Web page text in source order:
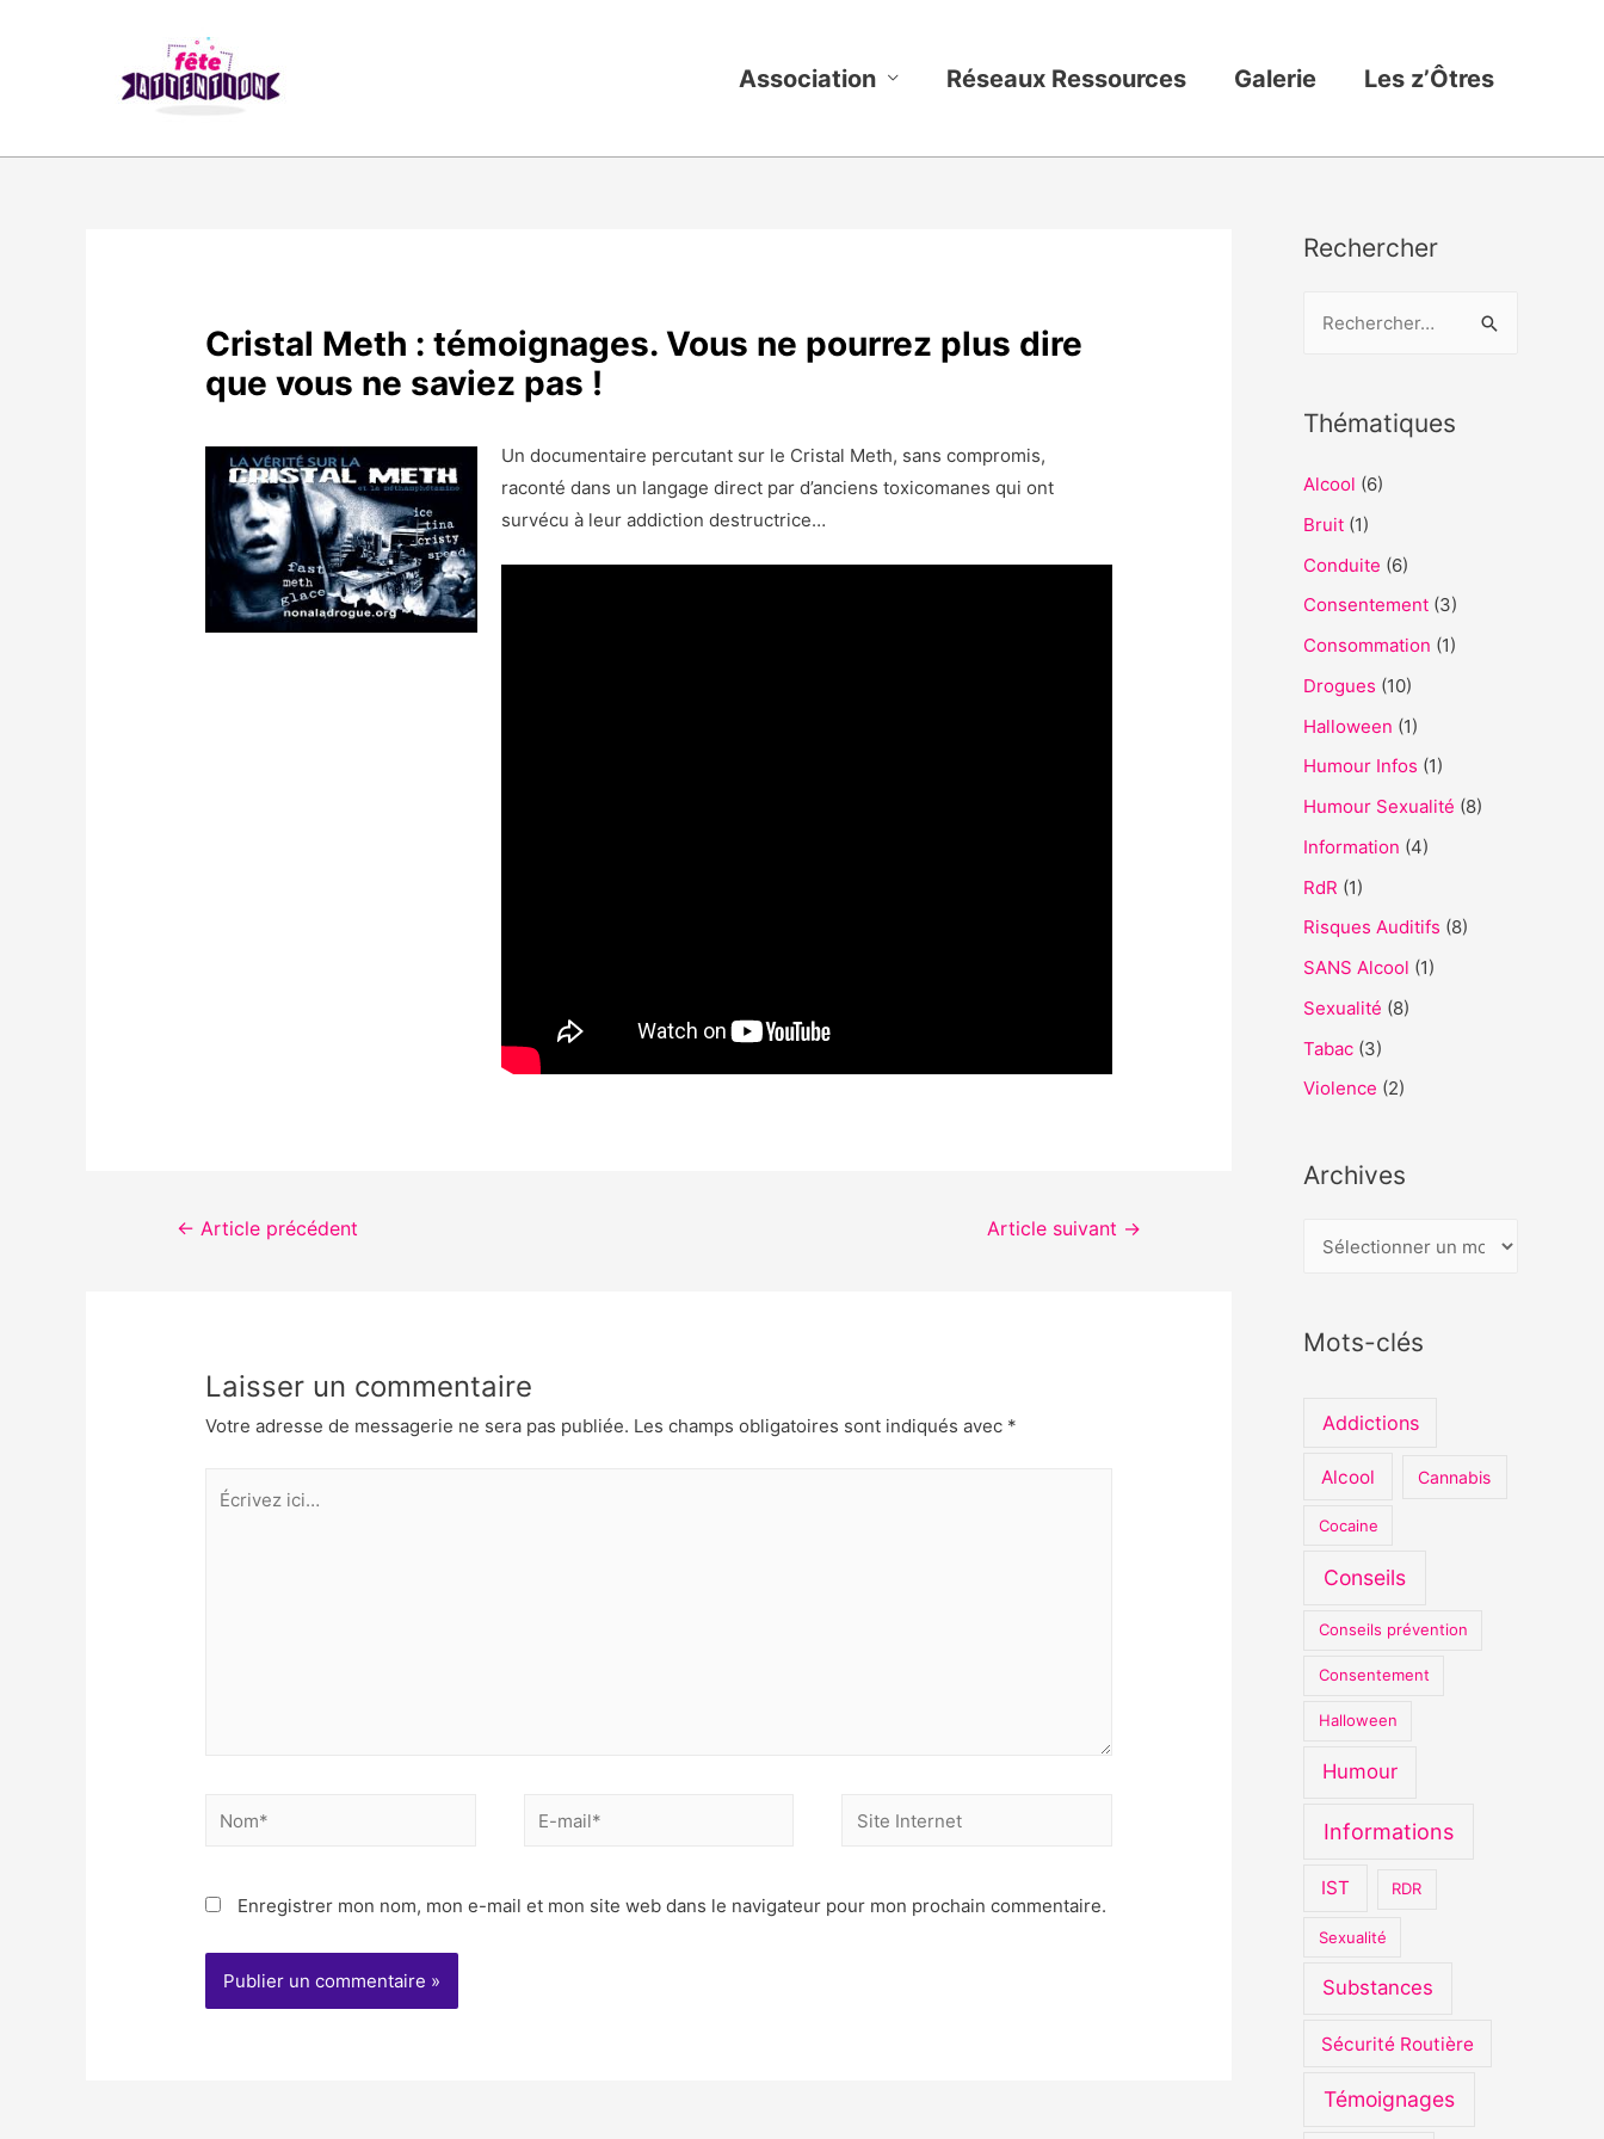
Association Réseaux Ressources Galerie Les z’Ôtres
Cristal Meth : témoignages. Vous ne pourrez plus dire
que vous ne saviez pas !
Un documentaire percutant sur le Cristal Meth, sans compromis,
raconté dans un langage direct par d’anciens toxicomanes qui ont
survécu à leur addiction destructrice…
Navigation
← Article précédent Article suivant →
Laisser un commentaire
Votre adresse de messagerie ne sera pas publiée. Les champs obligatoires sont indiqués avec *
Écrivez
Nom*
E-
Site
Enregistrer mon nom, mon e-mail et mon site web dans le navigateur pour mon prochain commentaire.
Rechercher
h
r
c
h
e
Thématiques
Alcool (6)
Bruit (1)
Conduite (6)
Consentement (3)
Consommation (1)
Drogues (10)
Halloween (1)
Humour Infos (1)
Humour Sexualité (8)
Information (4)
RdR (1)
Risques Auditifs (8)
SANS Alcool (1)
Sexualité (8)
Tabac (3)
Violence (2)
Archives
h
Mots-clés
Addictions
Alcool Cannabis
Cocaine
Conseils
Conseils prévention
Consentement
Halloween
Humour
Informations
IST RDR
Sexualité
Substances
Sécurité Routière
Témoignages